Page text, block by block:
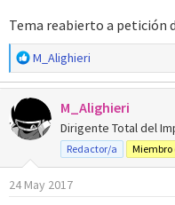
Tema reabierto a petición
R
e
a
c
i
e
M_Alighieri
M_Alighieri
Dirigente Total del
Redactor/a
Miembro
24 May 2017